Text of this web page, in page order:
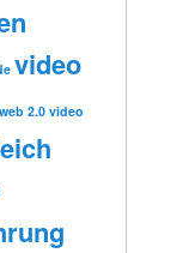
video
web 2.0 video